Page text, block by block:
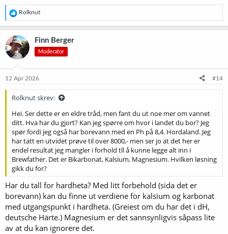
R
e
a
k
s
j
o
e
Rolknut
Finn Berger
Moderator
12 Apr 2026 #14
Rolknut skrev:
Hei. Ser dette er en eldre tråd, men fant du ut noe mer om vannet
ditt. Hva har du gjort? Kan jeg spørre om hvor i landet du bor? Jeg
spør fordi jeg også har borevann med en Ph på 8,4. Hordaland. Jeg
har tatt en utvidet prøve til over 8000,- men ser jo at det her er
endel resultat jeg mangler i forhold tll å kunne legge alt inn i
Brewfather. Det er Bikarbonat, Kalsium, Magnesium. Hvilken løsning
gikk du for?
Har du tall for hardheta? Med litt forbehold (sida det er
borevann) kan du finne ut verdiene for kalsium og karbonat
med utgangspunkt i hardheta. (Greiest om du har det i dH,
deutsche Härte.) Magnesium er det sannsynligvis såpass lite
av at du kan ignorere det.